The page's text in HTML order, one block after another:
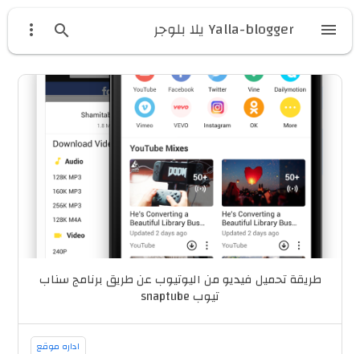


 Yalla-blogger يلا بلوجر
طريقة تحميل فيديو من اليوتيوب عن طريق برنامج سناب
تيوب snaptube
اداره موقع